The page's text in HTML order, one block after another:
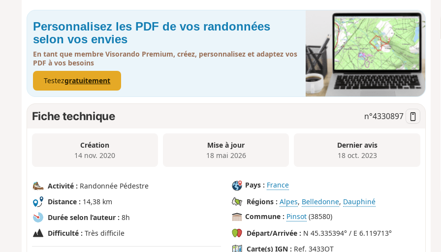
Personnalisez les PDF de vos randonnées
selon vos envies
En tant que membre Visorando Premium, créez, personnalisez et adaptez vos
PDF à vos besoins
Testezgratuitement
Fiche technique n°4330897
Création
14 nov. 2020
Mise à jour
18 mai 2026
Dernier avis
18 oct. 2023
Activité : Randonnée Pédestre
Distance : 14,38 km
Durée selon l’auteur : 8h
Difficulté : Très difficile
Pays : France
Régions : Alpes, Belledonne, Dauphiné
Commune : Pinsot (38580)
Départ/Arrivée : N 45.335394° / E 6.119713°
Carte(s) IGN : Ref. 3433OT